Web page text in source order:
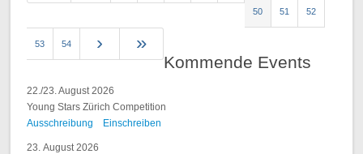
50 51 52
53 54
Kommende Events
22./23. August 2026
Young Stars Zürich Competition
Ausschreibung
Einschreiben
23. August 2026